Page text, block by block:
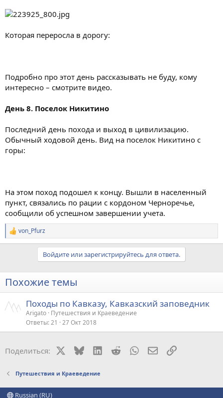
Которая переросла в дорогу:
Подробно про этот день рассказывать не буду, кому
интересно – смотрите видео.
День 8. Поселок Никитино
Последний день похода и выход в цивилизацию.
Обычный ходовой день. Вид на поселок Никитино с
горы:
На этом поход подошел к концу. Вышли в населенный
пункт, связались по рации с кордоном Черноречье,
сообщили об успешном завершении учета.
Р
е
и
и
von_Pfurz
Войдите или зарегистрируйтесь для ответа.
Похожие темы
Походы по Кавказу, Кавказский заповедник
Arigato Путешествия и Краеведение
Ответы 21 27 Окт 2018
Поделиться: BlueskyLinkedIn
RedditWhatsAppЭлектронная
Ссылка
Путешествия и Краеведение
Russian (RU)